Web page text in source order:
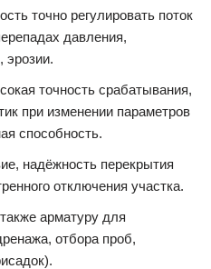
точно регулировать поток
давления,
эрозии.
точность срабатывания,
при изменении параметров
способность.
надёжность перекрытия
отключения участка.
арматуру для
отбора проб,